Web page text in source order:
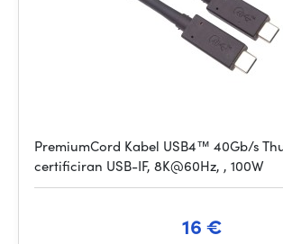
PremiumCord Kabel USB4™ 40Gb/s
certificiran USB-IF, 8K@60Hz, , 100W
16 €